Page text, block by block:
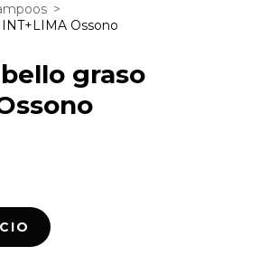
>
Ossono
graso